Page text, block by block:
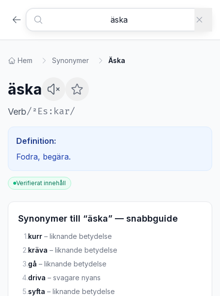
Hem Synonymer Äska
äska
Verb/²Es:kar/
Definition:
Fodra, begära.
Verifierat innehåll
Synonymer till “äska” — snabbguide
1.kurr – liknande betydelse
2.kräva – liknande betydelse
3.gå – liknande betydelse
4.driva – svagare nyans
5.syfta – liknande betydelse